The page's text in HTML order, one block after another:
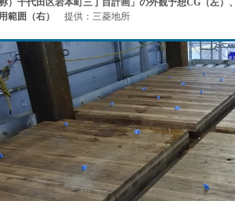
称）千代田区岩本町三丁目計画」の外観予想CG（左
範囲（右）
提供：三菱地所